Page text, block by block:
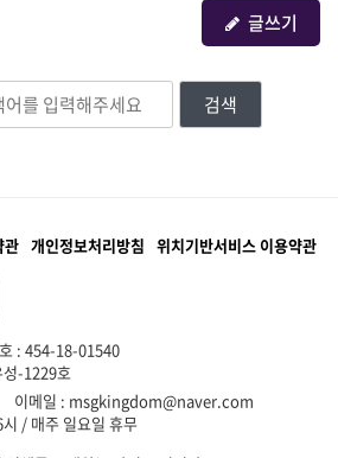
글쓰기
검색
관 개인정보처리방침 위치기반서비스 이용약관
: 454-18-01540
-1229호
이메일 : msgkingdom@naver.com